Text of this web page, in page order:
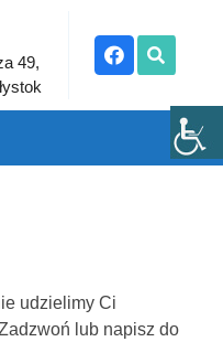
49,
udzielimy Ci
lub napisz do